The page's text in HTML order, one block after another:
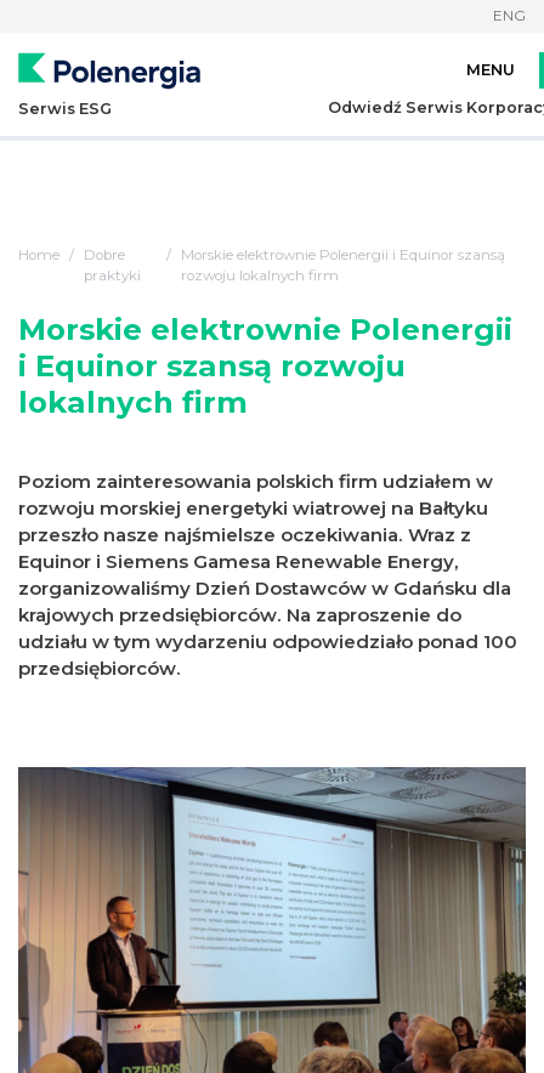
ENG
Serwis ESG Odwiedź Serwis
Home
Dobre
praktyki
Morskie elektrownie Polenergii i Equinor szansą
rozwoju lokalnych firm
Morskie elektrownie Polenergii
i Equinor szansą rozwoju
lokalnych firm
Poziom zainteresowania polskich firm udziałem w
rozwoju morskiej energetyki wiatrowej na Bałtyku
przeszło nasze najśmielsze oczekiwania. Wraz z
Equinor i Siemens Gamesa Renewable Energy,
zorganizowaliśmy Dzień Dostawców w Gdańsku dla
krajowych przedsiębiorców. Na zaproszenie do
udziału w tym wydarzeniu odpowiedziało ponad 100
przedsiębiorców.